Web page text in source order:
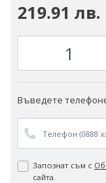
219.91 лв.
Въведете
Запознат съм с
сайта.